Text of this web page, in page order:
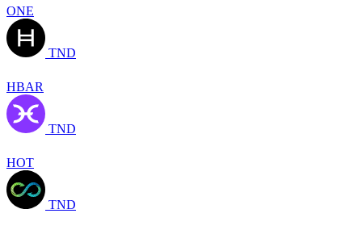
ONE
TND
HBAR
TND
HOT
TND